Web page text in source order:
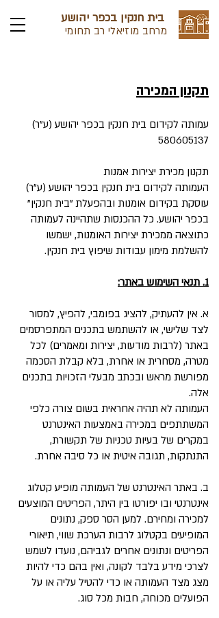
בית חנקין בכפר יהושע
מרחב מוזיאלי רב תחומי
תקנון המכירה
עמותה לקידום בית חנקין בכפר יהושע (ע"ר)
580605137
תקנון מכירת יצירות אמנות
העמותה לקידום בית חנקין בכפר יהושע (ע"ר)
עוסקת בקידום אומנות ובהפעלת "בית חנקין"
בכפר יהושע. כל ההכנסות שתהיינה לעמותה
כתוצאה ממכירת יצירות האומנות, ישמשו
להשלמת מימון עבודות שיפוץ בית חנקין.
1. תנאי השימוש באתר:
א. אין להעתיק, להציג בפומבי, להפיץ, למסור
לצד שלישי, או להשתמש בתכנים המתפרסמים
באתר (לרבות מודעות, יצירות ומאמרים) לכל
מטרה, מסחרית או אחרת, בלא קבלת הסכמה
מפורשת מראש ובכתב מבעלי הזכויות בתכנים
אלה.
העמותה לא תהיה אחראית בשום צורה כלפי
המשתתפים במכירה באמצעות האינטרנט
במקרים של בעיות טכניות של תקשורת,
התנתקות, תגובה איטית או כל סיבה אחרת.
ב. באתר האינטרנט של העמותה מופיע קטלוג
אינטרנטי ובו יפורטו בין היתר, הפריטים המוצעים
למכירה ומחירם. למען הסר ספק, נתונים
המופיעים בקטלוג לרבות הערכת שווי, תיאורי
הפריטים ונתונים אחרים לגביהם, נועדו לשמש
לצרכי מידע בלבד לקונה, ואין בהם כדי להיות
מצג מצד העמותה או כדי להטיל עליה או על
הפועלים מכוחה, חבות מכל סוג.